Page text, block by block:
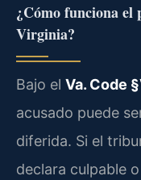
¿Cómo funciona el
Virginia?
Bajo el Va. Code
acusado puede
diferida. Si el
declara culpable